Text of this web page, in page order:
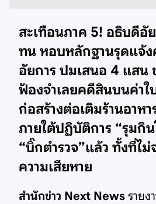
สะเทือนภาค 5! อธิบดีอั
ทน หอบหลักฐานรุดแจ้ง
อัยการ ปมเสนอ 4 แสน
ฟ้องจำเลยคดีสินบนค่า
ก่อสร้างต่อเติมร้านอาหา
ภายใต้ปฏิบัติการ “รุมกิน
“บิ๊กตำรวจ”แล้ว ทั้งที่ไม่
ความเสียหาย
สำนักข่าว Next News รายง